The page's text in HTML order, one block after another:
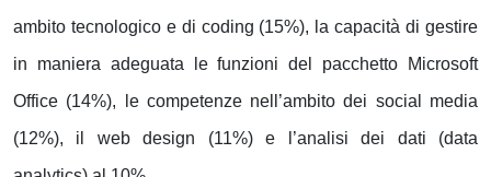
ambito tecnologico e di coding (15%), la capacità di gestire
in maniera adeguata le funzioni del pacchetto Microsoft
Office (14%), le competenze nell’ambito dei social media
(12%), il web design (11%) e l’analisi dei dati (data